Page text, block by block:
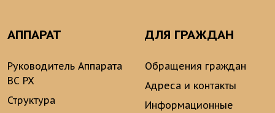
АППАРАТ
Руководитель Аппарата
ВС РХ
Структура
ДЛЯ ГРАЖДАН
Обращения граждан
Адреса и контакты
Информационные